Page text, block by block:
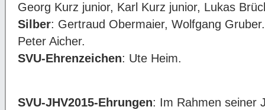
Georg Kurz junior, Karl Kurz junior, Lukas
Silber: Gertraud Obermaier, Wolfgang
Peter Aicher.
SVU-Ehrenzeichen: Ute Heim.
SVU-JHV2015-Ehrungen: Im Rahmen seiner